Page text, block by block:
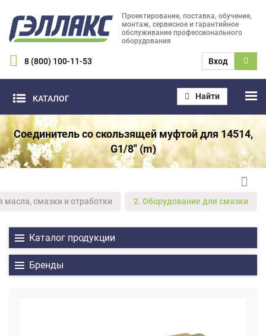
Проектирование, поставка, обучение,
монтаж, сервисное и гарантийное
обслуживание профессионального
оборудования
8 (800) 100-11-53 Вход
КАТАЛОГ Найти
Соединитель со скользящей муфтой для 14514,
G1/8" (m)
смазки и отработки 2. Оборудование для смазки
Каталог продукции
Бренды